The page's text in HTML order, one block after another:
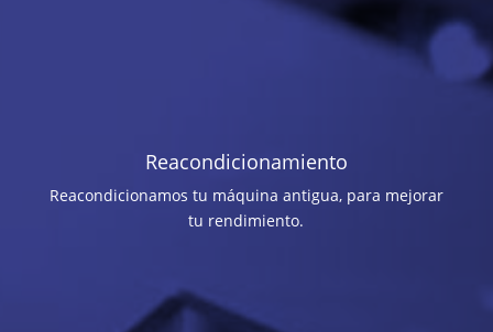
Reacondicionamiento
Reacondicionamos tu máquina antigua, para mejorar
tu rendimiento.